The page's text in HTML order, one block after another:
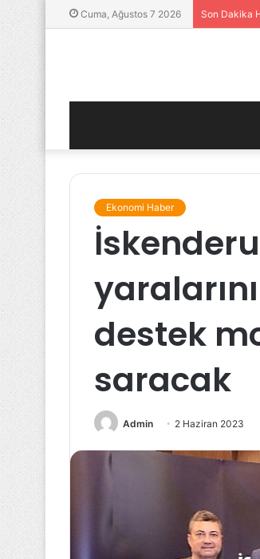
Cuma, Ağustos 7 2026 Son Dakika
Ekonomi Haber
destek
saracak
Admin 2 Haziran 2023